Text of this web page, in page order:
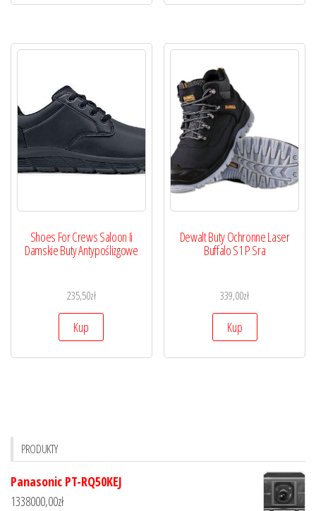
Shoes For Crews Saloon Ii
Damskie Buty Antypoślizgowe
235,50zł
Kup
Dewalt Buty Ochronne Laser
Buffalo S1 P Sra
339,00zł
Kup
PRODUKTY
Panasonic PT-RQ50KEJ
1338000,00zł